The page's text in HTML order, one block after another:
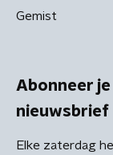
Gemist
Abonneer
nieuwsbrief
Elke zaterdag